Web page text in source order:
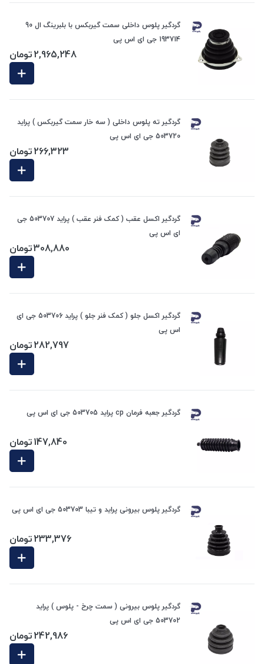
گردگیر پلوس داخلی سمت گیربکس با بلبرینگ ال 90
193714 جی ای اس پی
2,965,248تومان
گردگیر ته پلوس داخلی ( سه خار سمت گیربکس ) پراید
503720 جی ای اس پی
266,323تومان
گردگیر اکسل عقب ( کمک فنر عقب ) پراید 503707 جی
ای اس پی
308,880تومان
گردگیر اکسل جلو ( کمک فنر جلو ) پراید 503706 جی ای
اس پی
282,797تومان
گردگیر جعبه فرمان cp پراید 503705 جی ای اس پی
147,840تومان
گردگیر پلوس بیرونی پراید و تیبا 503703 جی ای اس پی
233,376تومان
گردگیر پلوس بیرونی ( سمت چرخ - پلوس ) پراید
503702 جی ای اس پی
242,986تومان